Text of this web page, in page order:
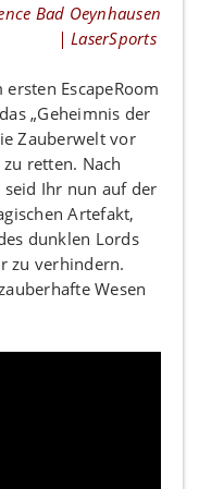
Bad Oeynhausen
| LaserSports
EscapeRoom
„Geheimnis der
Zauberwelt vor
retten. Nach
Ihr nun auf der
Artefakt,
dunklen Lords
zu verhindern.
Wesen